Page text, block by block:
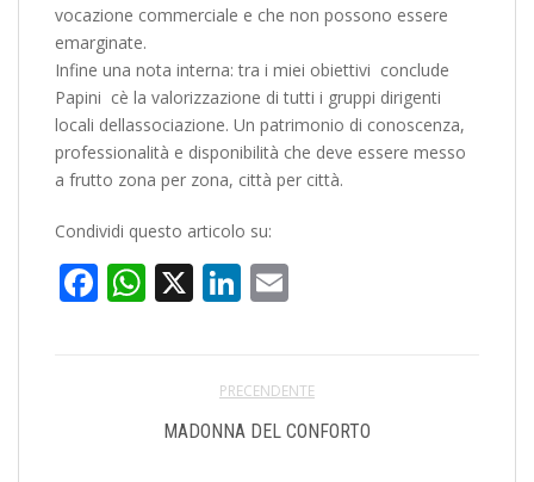
vocazione commerciale e che non possono essere
emarginate.
Infine una nota interna: tra i miei obiettivi  conclude
Papini  cè la valorizzazione di tutti i gruppi dirigenti
locali dellassociazione. Un patrimonio di conoscenza,
professionalità e disponibilità che deve essere messo
a frutto zona per zona, città per città.
Condividi questo articolo su:
Facebook
WhatsApp
X LinkedIn
PRECENDENTE
MADONNA DEL CONFORTO